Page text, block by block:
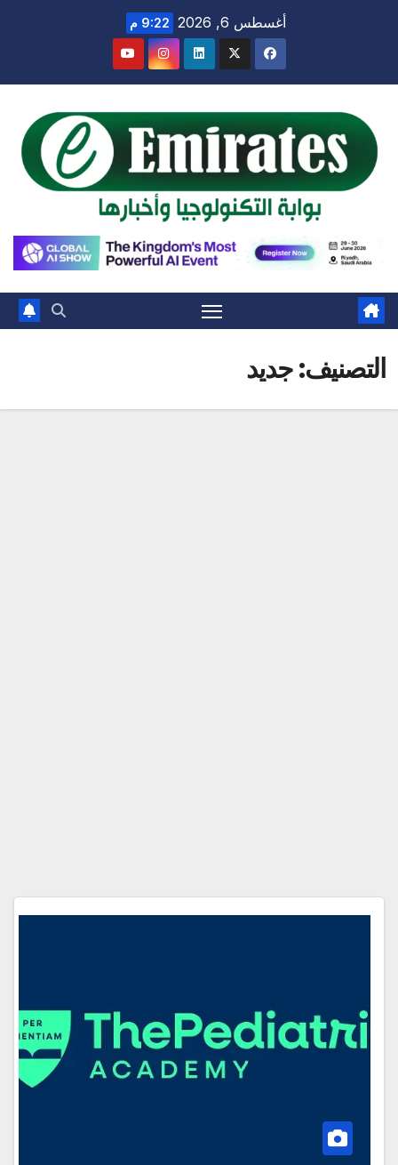
أغسطس 6, 2026 9:22 م
التصنيف:جديد